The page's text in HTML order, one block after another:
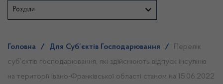
Розділи
Головна / Для Суб’єктів Господарювання /
Перелік
суб’єктів господарювання, які здійснюють відпуск інсулінів
на території Івано-Франківської області станом на 15.06.2022